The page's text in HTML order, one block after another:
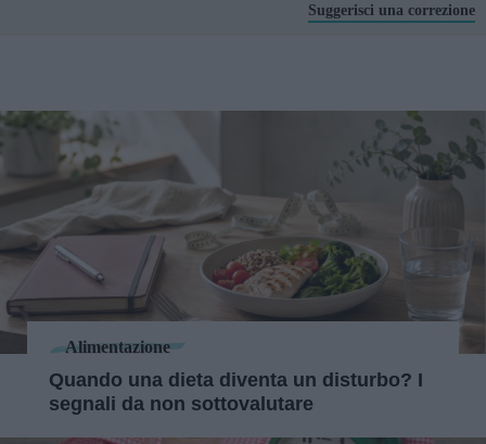
Suggerisci una correzione
Alimentazione
Quando una dieta diventa un disturbo? I
segnali da non sottovalutare